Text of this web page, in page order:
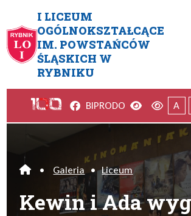
I LICEUM
OGÓLNOKSZTAŁCĄCE
IM. POWSTAŃCÓW
ŚLĄSKICH W
RYBNIKU
Kewin i Ada wygrali
Facebook
BIPRODO Wersja
A
Home
• Galeria • Liceum
Kewin i Ada